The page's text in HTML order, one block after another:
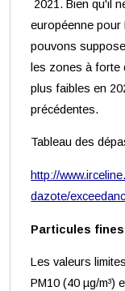
2021. Bien qu'il
européenne pour
pouvons
les zones à forte
plus faibles en
précédentes.
Tableau des
http://
dazote/
Particules fines
Les valeurs
PM10 (40 µg/m³)